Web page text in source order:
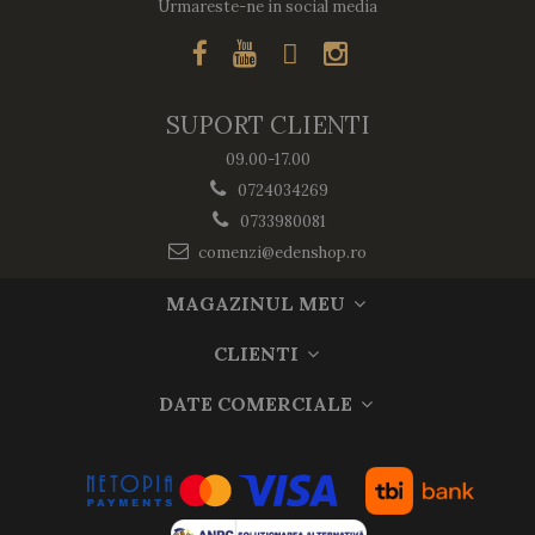
Urmareste-ne in social media
SUPORT CLIENTI
09.00-17.00
0724034269
0733980081
comenzi@edenshop.ro
MAGAZINUL MEU
CLIENTI
DATE COMERCIALE